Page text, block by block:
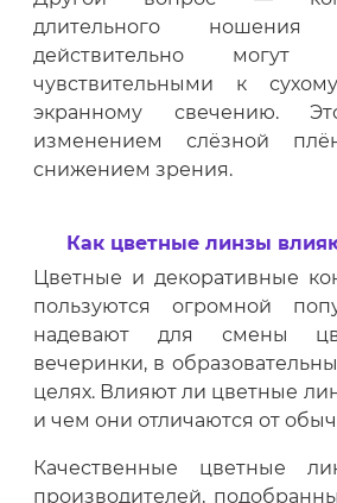
длительного
действительно могут
чувствительными к
экранному свечению.
изменением слёзной
снижением зрения.
Как цветные линзы
Цветные и декоративные
пользуются огромной
надевают для смены
вечеринки, в
целях. Влияют ли цветные
и чем они отличаются от
Качественные цветные
производителей,